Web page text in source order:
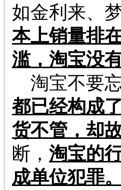
如金利来、
本上销量排
滥，淘宝没
淘宝不要
都已经构成
货不管，却
断， 淘宝的
成单位犯罪。